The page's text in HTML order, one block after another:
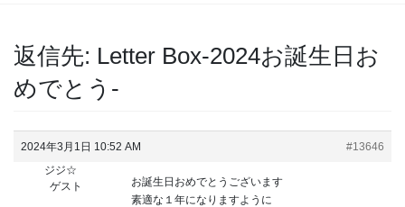
返信先: Letter Box-2024お誕生日お
めでとう-
2024年3月1日 10:52 AM
#13646
ジジ☆
ゲスト
お誕生日おめでとうございます
素適な１年になりますように